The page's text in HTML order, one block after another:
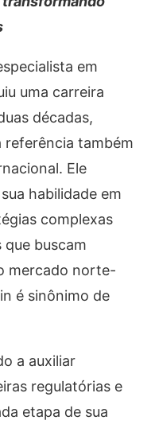
em
uma carreira
décadas,
referência também
Ele
habilidade em
complexas
que buscam
mercado norte-
é sinônimo de
a auxiliar
regulatórias e
etapa de sua